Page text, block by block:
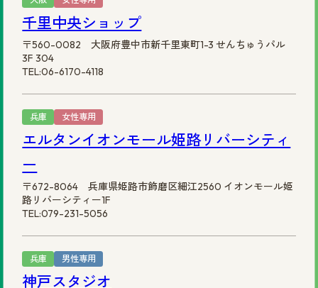
千里中央ショップ
〒560-0082 大阪府豊中市新千里東町1-3 せんちゅうパル
3F 304
TEL:06-6170-4118
兵庫 女性専用
エルタンイオンモール姫路リバーシティ
ー
〒672-8064 兵庫県姫路市飾磨区細江2560 イオンモール姫
路リバーシティー1F
TEL:079-231-5056
兵庫 男性専用
神戸スタジオ